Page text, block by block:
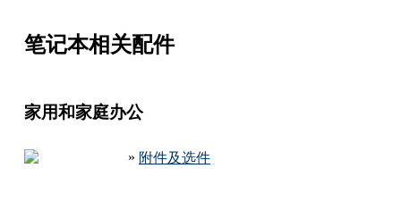
笔记本相关配件
家用和家庭办公
» 附件及选件